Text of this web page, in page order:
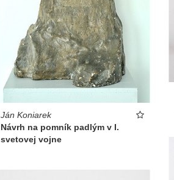
Ján Koniarek
Návrh na pomník padlým v I.
svetovej vojne